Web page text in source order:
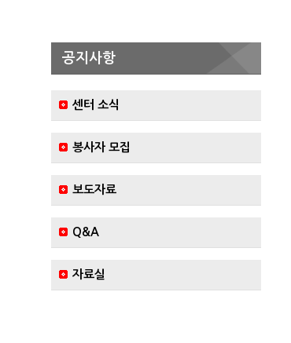
공지사항
센터 소식
봉사자 모집
보도자료
Q&A
자료실